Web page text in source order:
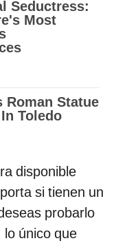
disponible
si tienen un
probarlo
único que